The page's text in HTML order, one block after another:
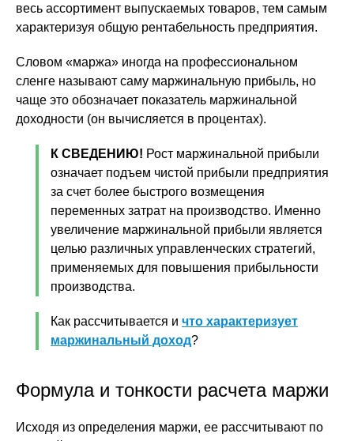
весь ассортимент выпускаемых товаров, тем самым
характеризуя общую рентабельность предприятия.
Словом «маржа» иногда на профессиональном
сленге называют саму маржинальную прибыль, но
чаще это обозначает показатель маржинальной
доходности (он вычисляется в процентах).
К СВЕДЕНИЮ! Рост маржинальной прибыли
означает подъем чистой прибыли предприятия
за счет более быстрого возмещения
переменных затрат на производство. Именно
увеличение маржинальной прибыли является
целью различных управленческих стратегий,
применяемых для повышения прибыльности
производства.
Как рассчитывается и что характеризует
маржинальный доход?
Формула и тонкости расчета маржи
Исходя из определения маржи, ее рассчитывают по